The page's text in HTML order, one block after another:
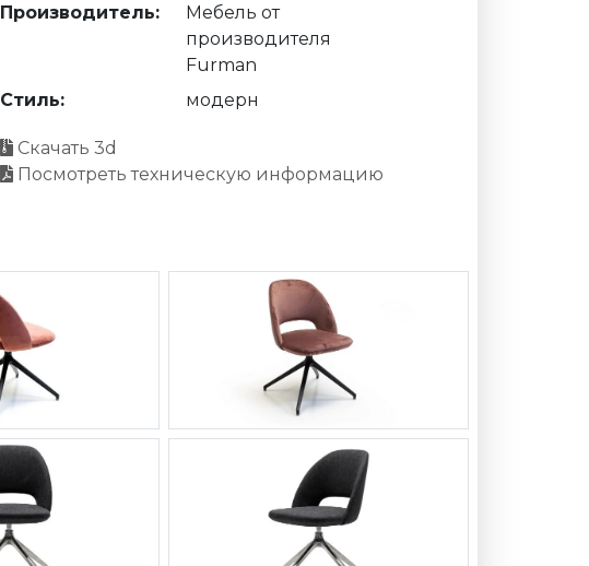
Производитель:
Мебель от
производителя
Furman
Стиль:
модерн
Скачать 3d
Посмотреть техническую информацию